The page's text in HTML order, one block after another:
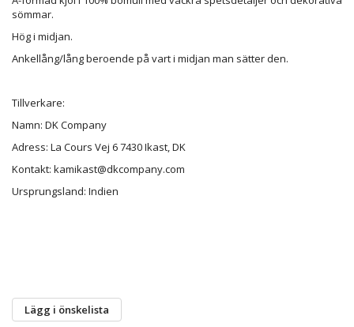
sömmar.
Hög i midjan.
Ankellång/lång beroende på vart i midjan man sätter den.
Tillverkare:
Namn: DK Company
Adress: La Cours Vej 6 7430 Ikast, DK
Kontakt: kamikast@dkcompany.com
Ursprungsland: Indien
Lägg i önskelista